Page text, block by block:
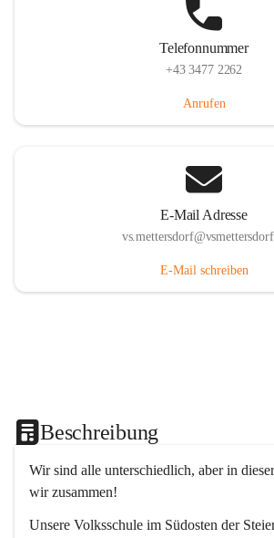
Telefonnummer
+43 3477 2262
Anrufen
E-Mail Adresse
E-Mail schreiben
Beschreibung
Wir sind alle unterschiedlich, aber in
wir zusammen!
Unsere Volksschule im Südosten der